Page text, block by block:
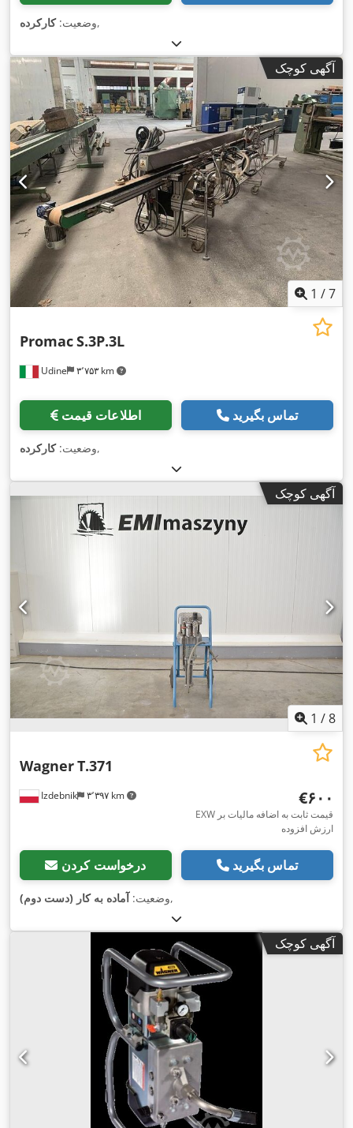
وضعیت:کارکرده ,
آگهی کوچک
1 /7
Udine ۳٬۷۵۳ km
PromacS.3P.3L
اطلاعات قیمت تماس بگیرید
وضعیت:کارکرده ,
آگهی کوچک
1 /8
Izdebnik ۳٬۳۹۷ km
WagnerT.371
‎€۶۰۰
EXW قیمت ثابت به اضافه مالیات بر
ارزش افزوده
درخواست کردن تماس بگیرید
وضعیت: آماده به کار (دست دوم) ,
آگهی کوچک